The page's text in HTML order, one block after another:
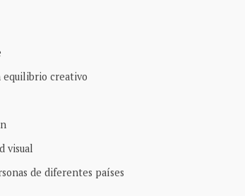
equilibrio creativo
visual
de diferentes países